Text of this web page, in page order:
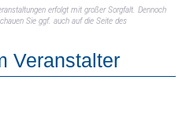
erfolgt mit großer Sorgfalt. Dennoch
Sie ggf. auch auf die Seite des
Veranstalter